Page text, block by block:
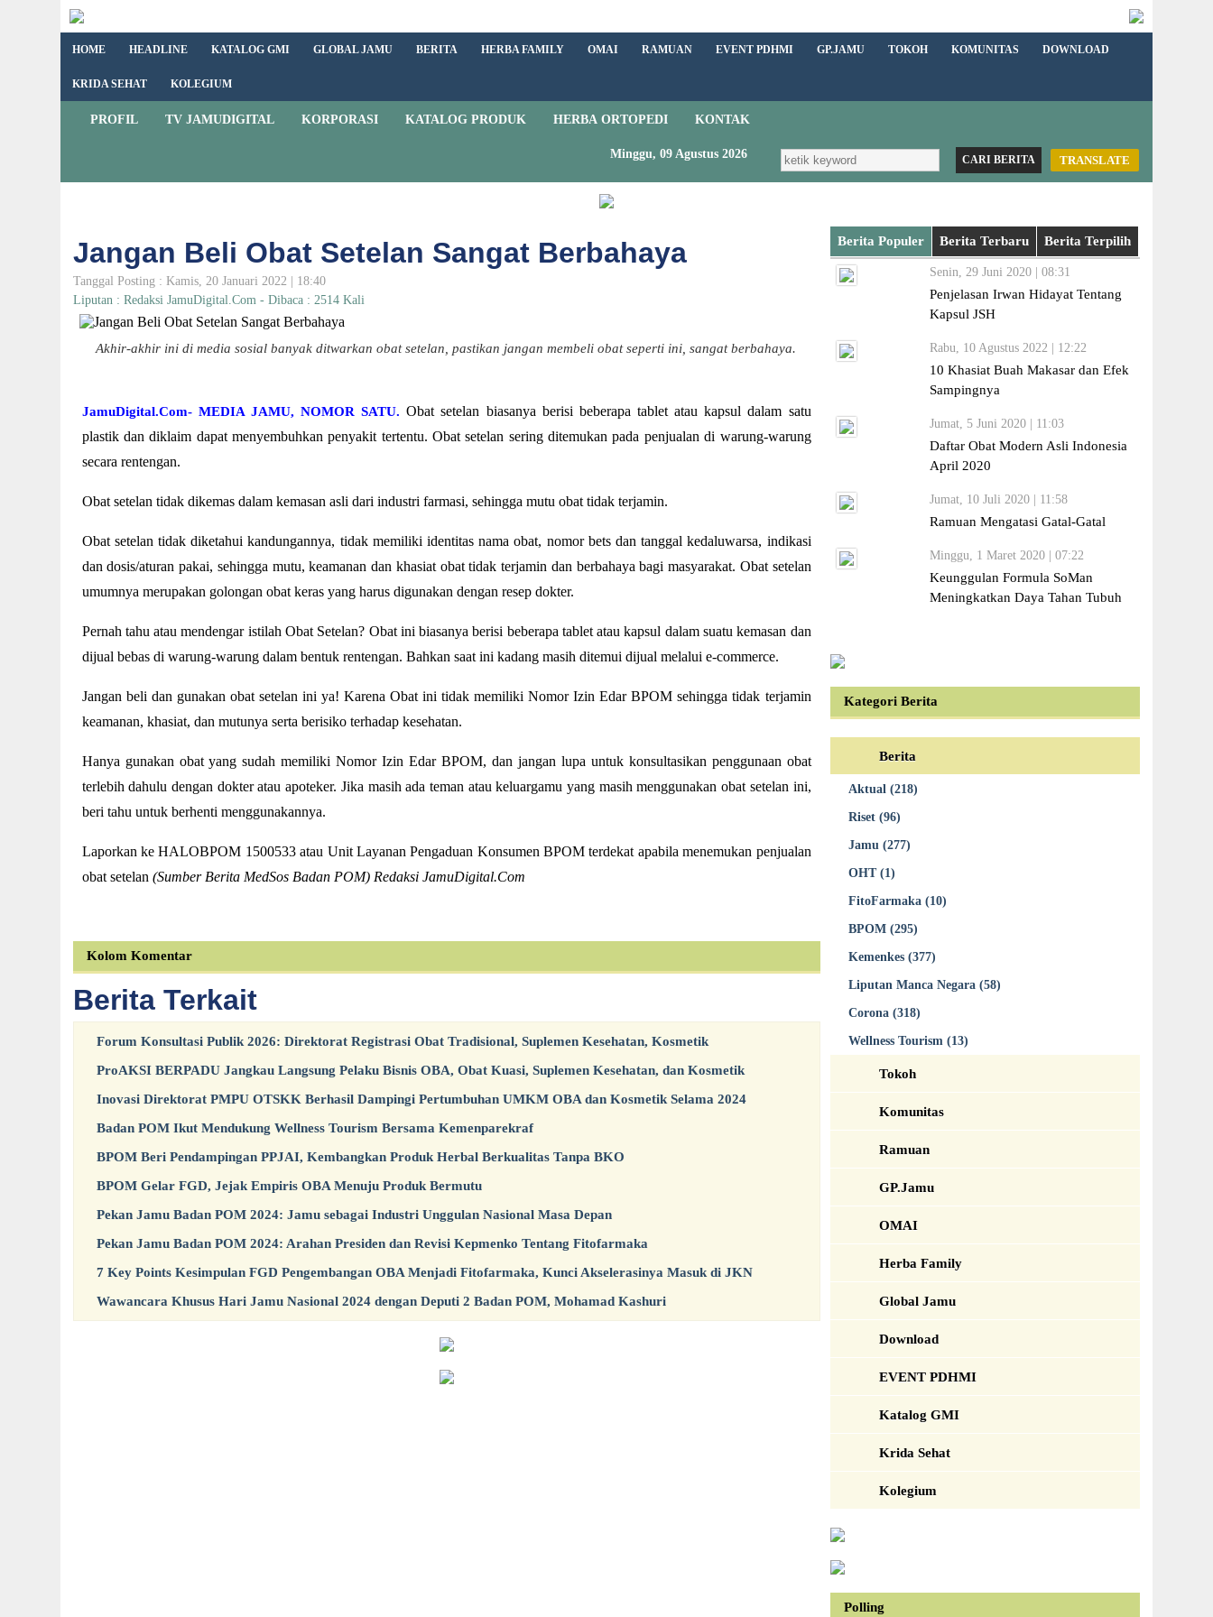
HOME HEADLINE KATALOG GMI GLOBAL JAMU BERITA HERBA FAMILY OMAI RAMUAN EVENT PDHMI GP.JAMU TOKOH KOMUNITAS DOWNLOAD
KRIDA SEHAT KOLEGIUM
PROFIL TV JAMUDIGITAL KORPORASI KATALOG PRODUK HERBA ORTOPEDI KONTAK
TRANSLATE
Minggu, 09 Agustus 2026
Jangan Beli Obat Setelan Sangat Berbahaya
Tanggal Posting : Kamis, 20 Januari 2022 | 18:40
Liputan : Redaksi JamuDigital.Com - Dibaca : 2514 Kali
Akhir-akhir ini di media sosial banyak ditwarkan obat setelan, pastikan jangan membeli obat seperti ini, sangat berbahaya.
JamuDigital.Com- MEDIA JAMU, NOMOR SATU. Obat setelan biasanya berisi beberapa tablet atau kapsul dalam satu
plastik dan diklaim dapat menyembuhkan penyakit tertentu. Obat setelan sering ditemukan pada penjualan di warung-warung
secara rentengan.
Obat setelan tidak dikemas dalam kemasan asli dari industri farmasi, sehingga mutu obat tidak terjamin.
Obat setelan tidak diketahui kandungannya, tidak memiliki identitas nama obat, nomor bets dan tanggal kedaluwarsa, indikasi
dan dosis/aturan pakai, sehingga mutu, keamanan dan khasiat obat tidak terjamin dan berbahaya bagi masyarakat. Obat setelan
umumnya merupakan golongan obat keras yang harus digunakan dengan resep dokter.
Pernah tahu atau mendengar istilah Obat Setelan? Obat ini biasanya berisi beberapa tablet atau kapsul dalam suatu kemasan dan
dijual bebas di warung-warung dalam bentuk rentengan. Bahkan saat ini kadang masih ditemui dijual melalui e-commerce.
Jangan beli dan gunakan obat setelan ini ya! Karena Obat ini tidak memiliki Nomor Izin Edar BPOM sehingga tidak terjamin
keamanan, khasiat, dan mutunya serta berisiko terhadap kesehatan.
Hanya gunakan obat yang sudah memiliki Nomor Izin Edar BPOM, dan jangan lupa untuk konsultasikan penggunaan obat
terlebih dahulu dengan dokter atau apoteker. Jika masih ada teman atau keluargamu yang masih menggunakan obat setelan ini,
beri tahu untuk berhenti menggunakannya.
Laporkan ke HALOBPOM 1500533 atau Unit Layanan Pengaduan Konsumen BPOM terdekat apabila menemukan penjualan
obat setelan (Sumber Berita MedSos Badan POM) Redaksi JamuDigital.Com
Kolom Komentar
Berita Terkait
Forum Konsultasi Publik 2026: Direktorat Registrasi Obat Tradisional, Suplemen Kesehatan, Kosmetik
ProAKSI BERPADU Jangkau Langsung Pelaku Bisnis OBA, Obat Kuasi, Suplemen Kesehatan, dan Kosmetik
Inovasi Direktorat PMPU OTSKK Berhasil Dampingi Pertumbuhan UMKM OBA dan Kosmetik Selama 2024
Badan POM Ikut Mendukung Wellness Tourism Bersama Kemenparekraf
BPOM Beri Pendampingan PPJAI, Kembangkan Produk Herbal Berkualitas Tanpa BKO
BPOM Gelar FGD, Jejak Empiris OBA Menuju Produk Bermutu
Pekan Jamu Badan POM 2024: Jamu sebagai Industri Unggulan Nasional Masa Depan
Pekan Jamu Badan POM 2024: Arahan Presiden dan Revisi Kepmenko Tentang Fitofarmaka
7 Key Points Kesimpulan FGD Pengembangan OBA Menjadi Fitofarmaka, Kunci Akselerasinya Masuk di JKN
Wawancara Khusus Hari Jamu Nasional 2024 dengan Deputi 2 Badan POM, Mohamad Kashuri
Berita Populer Berita Terbaru Berita Terpilih
Senin, 29 Juni 2020 | 08:31
Penjelasan Irwan Hidayat Tentang
Kapsul JSH
Rabu, 10 Agustus 2022 | 12:22
10 Khasiat Buah Makasar dan Efek
Sampingnya
Jumat, 5 Juni 2020 | 11:03
Daftar Obat Modern Asli Indonesia
April 2020
Jumat, 10 Juli 2020 | 11:58
Ramuan Mengatasi Gatal-Gatal
Minggu, 1 Maret 2020 | 07:22
Keunggulan Formula SoMan
Meningkatkan Daya Tahan Tubuh
Kategori Berita
Berita
Aktual (218)
Riset (96)
Jamu (277)
OHT (1)
FitoFarmaka (10)
BPOM (295)
Kemenkes (377)
Liputan Manca Negara (58)
Corona (318)
Wellness Tourism (13)
Tokoh
Komunitas
Ramuan
GP.Jamu
OMAI
Herba Family
Global Jamu
Download
EVENT PDHMI
Katalog GMI
Krida Sehat
Kolegium
Polling